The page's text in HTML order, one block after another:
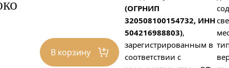
В корзину
(ОГРНИП
320508100154732, ИНН
504216988803),
зарегистрированным в
соответствии с